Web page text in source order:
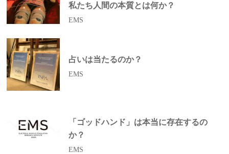
私たち人間の本質とは何か？
EMS
占いは当たるのか？
EMS
「ゴッドハンド」は本当に存在するの
か？
EMS